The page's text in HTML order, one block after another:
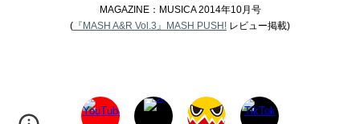
MAGAZINE：MUSICA 2014年10月号
( 『MASH A&R Vol.3』MASH PUSH! レビュー掲載)